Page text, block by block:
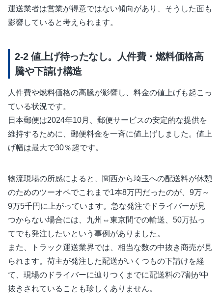
運送業者は営業が得意ではない傾向があり、そうした面も
影響していると考えられます。
値上げ待ったなし。人件費・燃料価格高
騰や下請け構造
人件費や燃料価格の高騰が影響し、料金の値上げも起こっ
ている状況です。
日本郵便は2024年10月、郵便サービスの安定的な提供を
維持するために、郵便料金を一斉に値上げしました。値上
げ幅は最大で30％超です。
物流現場の所感によると、関西から埼玉への配送料が休憩
のためのツーオペでこれまで1本8万円だったのが、9万～
9万5千円に上がっています。急な発注でドライバーが見
つからない場合には、九州⇔東京間での輸送、50万払っ
てでも発注したいという事例がありました。
また、トラック運送業界では、相当な数の中抜き商売が見
られます。荷主が発注した配送がいくつもの下請けを経
て、現場のドライバーに辿りつくまでに配送料の7割が中
抜きされていることも珍しくありません。